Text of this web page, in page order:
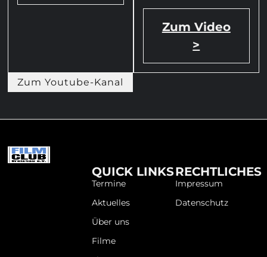
Zum Video
>
Zum Youtube-Kanal
QUICK LINKS
Termine
Aktuelles
Über uns
Filme
RECHTLICHES
Impressum
Datenschutz